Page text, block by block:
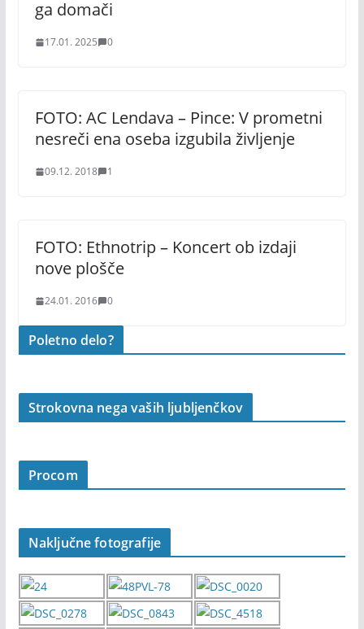
ga domači
17.01. 2025 0
FOTO: AC Lendava – Pince: V prometni
nesreči ena oseba izgubila življenje
09.12. 2018 1
FOTO: Ethnotrip – Koncert ob izdaji
nove plošče
24.01. 2016 0
Poletno delo?
Strokovna nega vaših ljubljenčkov
Procom
Naključne fotografije